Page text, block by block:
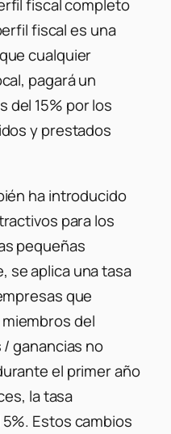
fiscal completo
fiscal es una
cualquier
pagará un
del 15% por los
y prestados
ha introducido
para los
pequeñas
se aplica una tasa
que
del
ganancias no
el primer año
la tasa
Estos cambios